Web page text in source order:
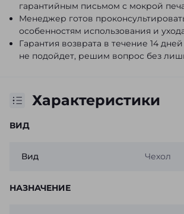
гарантийным письмом с мокрой
Менеджер готов
особенностям использования и
Гарантия возврата в течение 14
не подойдет, решим вопрос без
Характеристики
ВИД
Вид Чехол
НАЗНАЧЕНИЕ